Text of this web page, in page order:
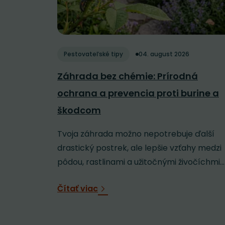
Pestovateľské tipy 04. august 2026
Záhrada bez chémie: Prírodná
ochrana a prevencia proti burine a
škodcom
Tvoja záhrada možno nepotrebuje ďalší
drastický postrek, ale lepšie vzťahy medzi
pôdou, rastlinami a užitočnými živočíchmi...
Čítať viac